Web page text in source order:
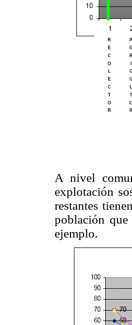
A nivel
explotación
restantes
población
ejemplo.